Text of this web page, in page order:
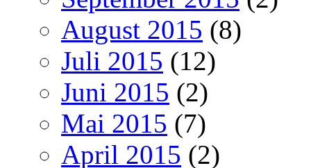
August 2015 (8)
Juli 2015 (12)
Juni 2015 (2)
Mai 2015 (7)
April 2015 (2)